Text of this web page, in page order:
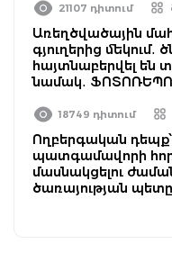
21107 դիտում
Առեղծվածային
գյուղերից մեկում․
հայտնաբերվել են
նամակ․
18749 դիտում
Ողբերգական դեպք՝
պատգամավորի
մասնակցելու
ծառայության